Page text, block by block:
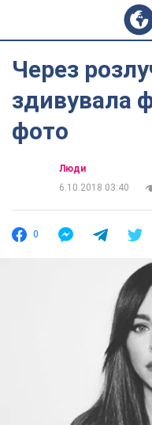
Через
здивувала
фото
Люди
6.10.2018 03:40
0